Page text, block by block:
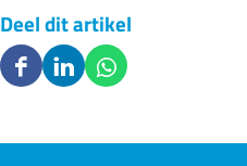
Deel dit artikel
D
D
D